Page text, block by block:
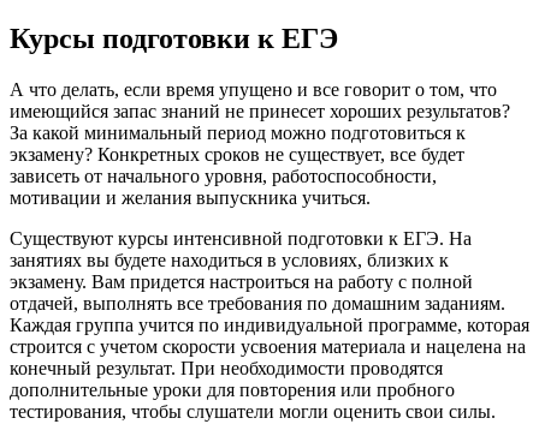
Курсы подготовки к ЕГЭ
А что делать, если время упущено и все говорит о том, что
имеющийся запас знаний не принесет хороших результатов?
За какой минимальный период можно подготовиться к
экзамену? Конкретных сроков не существует, все будет
зависеть от начального уровня, работоспособности,
мотивации и желания выпускника учиться.
Существуют курсы интенсивной подготовки к ЕГЭ. На
занятиях вы будете находиться в условиях, близких к
экзамену. Вам придется настроиться на работу с полной
отдачей, выполнять все требования по домашним заданиям.
Каждая группа учится по индивидуальной программе, которая
строится с учетом скорости усвоения материала и нацелена на
конечный результат. При необходимости проводятся
дополнительные уроки для повторения или пробного
тестирования, чтобы слушатели могли оценить свои силы.